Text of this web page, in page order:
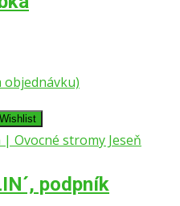
objednávku)
podpník